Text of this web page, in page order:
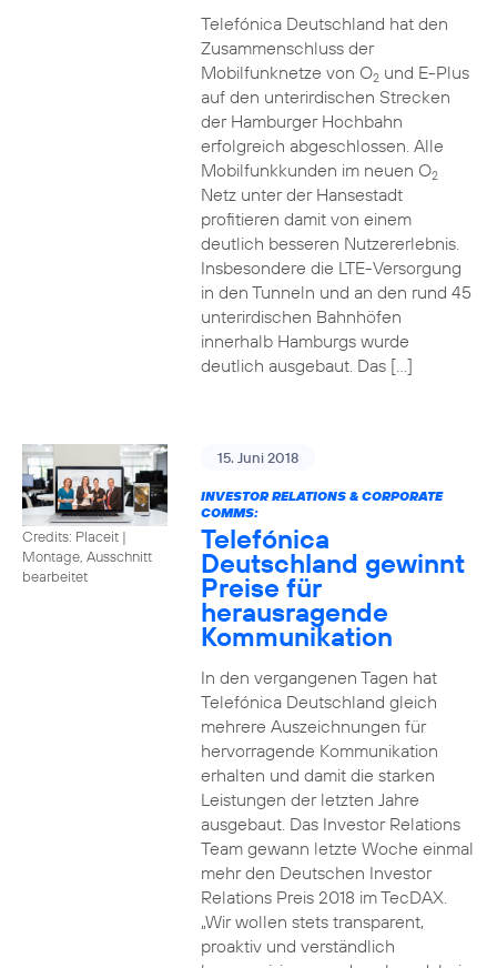
Telefónica Deutschland hat den
Zusammenschluss der
Mobilfunknetze von O2und E-Plus
auf den unterirdischen Strecken
der Hamburger Hochbahn
erfolgreich abgeschlossen. Alle
Mobilfunkkunden im neuen O2
Netz unter der Hansestadt
profitieren damit von einem
deutlich besseren Nutzererlebnis.
Insbesondere die LTE-Versorgung
in den Tunneln und an den rund 45
unterirdischen Bahnhöfen
innerhalb Hamburgs wurde
deutlich ausgebaut. Das […]
Credits: Placeit |
Montage, Ausschnitt
bearbeitet
15. Juni 2018
INVESTOR RELATIONS & CORPORATE
COMMS:
Telefónica
Deutschland gewinnt
Preise für
herausragende
Kommunikation
In den vergangenen Tagen hat
Telefónica Deutschland gleich
mehrere Auszeichnungen für
hervorragende Kommunikation
erhalten und damit die starken
Leistungen der letzten Jahre
ausgebaut. Das Investor Relations
Team gewann letzte Woche einmal
mehr den Deutschen Investor
Relations Preis 2018 im TecDAX.
„Wir wollen stets transparent,
proaktiv und verständlich